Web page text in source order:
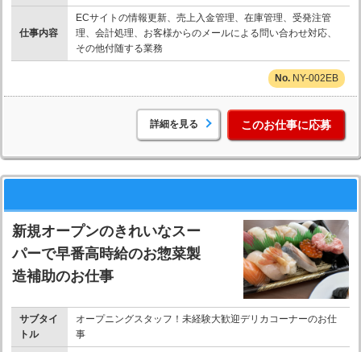
仕事内容
ECサイトの情報更新、売上入金管理、在庫管理、受発注管
理、会計処理、お客様からのメールによる問い合わせ対応、
その他付随する業務
NY-002EB
詳細を見る このお仕事に応募
新規オープンのきれいなスー
パーで早番高時給のお惣菜製
造補助のお仕事
サブタイ
トル
オープニングスタッフ！未経験大歓迎デリカコーナーのお仕
事